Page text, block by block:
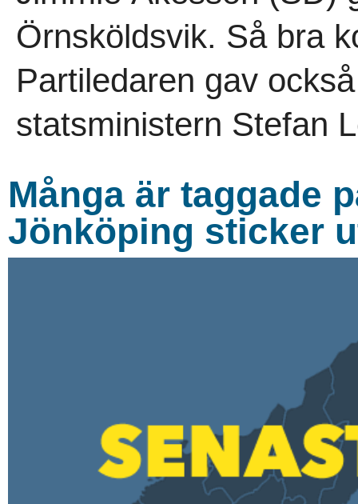
Örnsköldsvik. Så bra
Partiledaren gav
statsministern Stefan
Många är taggade
Jönköping sticker